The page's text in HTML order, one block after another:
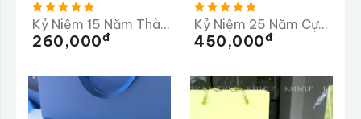
Kỷ Niệm 15 Năm Thành Lập Trường Tiểu Học Ngọc Linh
260,000Đ
Kỷ Niệm 25 Năm Cựu Học Sinh Trường THPT Thống Nhất A
450,000Đ